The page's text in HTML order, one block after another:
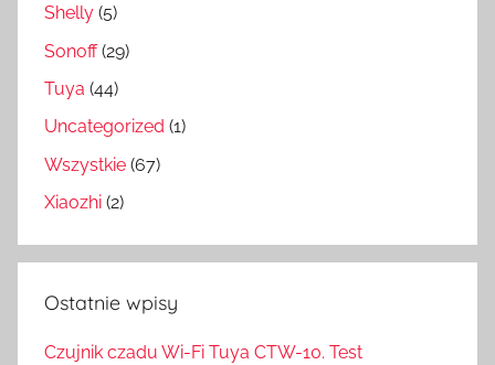
Shelly (5)
Sonoff(29)
Tuya (44)
Uncategorized (1)
Wszystkie (67)
Xiaozhi (2)
Ostatnie wpisy
Czujnik czadu Wi-Fi Tuya CTW-10. Test